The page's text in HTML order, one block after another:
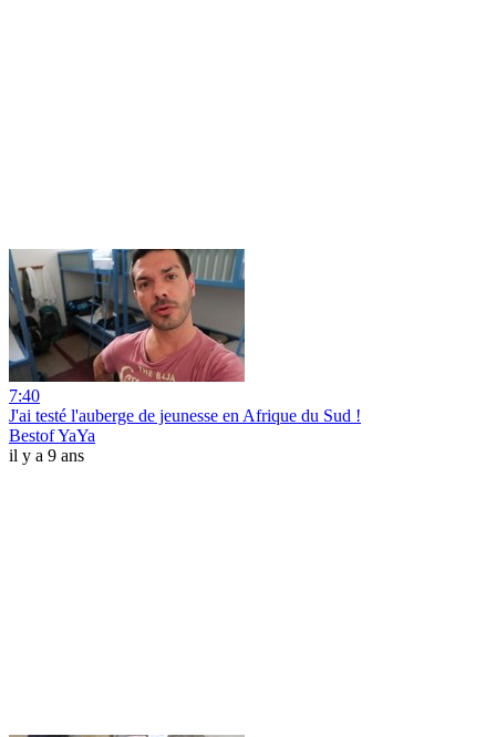
7:40
J'ai testé l'auberge de jeunesse en Afrique du Sud !
Bestof YaYa
il y a 9 ans